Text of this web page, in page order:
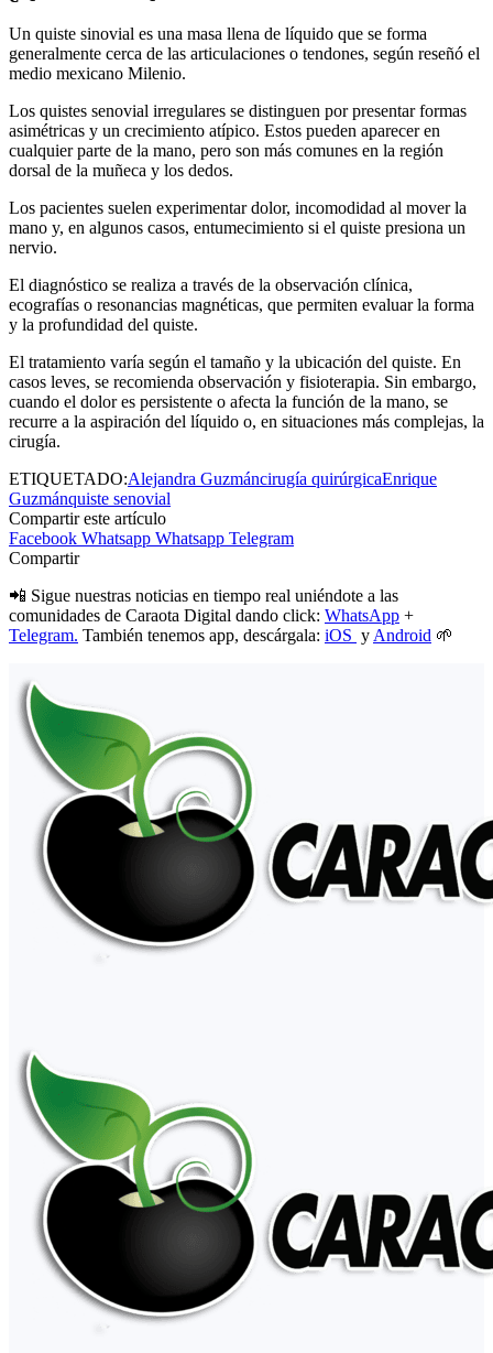
Un quiste sinovial es una masa llena de líquido que se forma
generalmente cerca de las articulaciones o tendones, según reseñó el
medio mexicano Milenio.
Los quistes senovial irregulares se distinguen por presentar formas
asimétricas y un crecimiento atípico. Estos pueden aparecer en
cualquier parte de la mano, pero son más comunes en la región
dorsal de la muñeca y los dedos.
Los pacientes suelen experimentar dolor, incomodidad al mover la
mano y, en algunos casos, entumecimiento si el quiste presiona un
nervio.
El diagnóstico se realiza a través de la observación clínica,
ecografías o resonancias magnéticas, que permiten evaluar la forma
y la profundidad del quiste.
El tratamiento varía según el tamaño y la ubicación del quiste. En
casos leves, se recomienda observación y fisioterapia. Sin embargo,
cuando el dolor es persistente o afecta la función de la mano, se
recurre a la aspiración del líquido o, en situaciones más complejas, la
cirugía.
ETIQUETADO:Alejandra Guzmáncirugía quirúrgicaEnrique
Guzmánquiste senovial
Compartir este artículo
Facebook Whatsapp Whatsapp Telegram
Compartir
📲 Sigue nuestras noticias en tiempo real uniéndote a las
comunidades de Caraota Digital dando click: WhatsApp +
Telegram. También tenemos app, descárgala: iOS y Android 🌱